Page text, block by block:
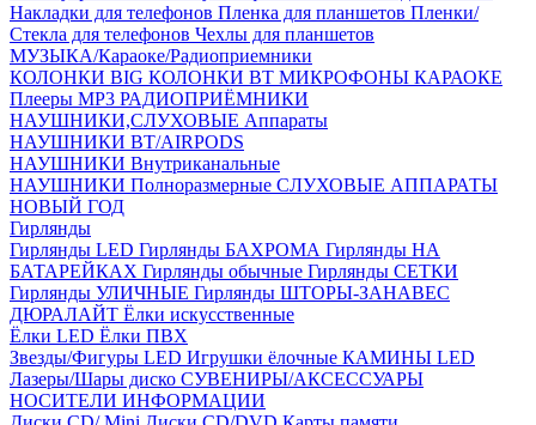
Накладки для телефонов Пленка для планшетов Пленки/
Стекла для телефонов Чехлы для планшетов
МУЗЫКА/Караоке/Радиоприемники
КОЛОНКИ BIG КОЛОНКИ BT МИКРОФОНЫ КАРАОКЕ
Плееры MP3 РАДИОПРИЁМНИКИ
НАУШНИКИ,СЛУХОВЫЕ Аппараты
НАУШНИКИ BT/AIRPODS
НАУШНИКИ Внутриканальные
НАУШНИКИ Полноразмерные СЛУХОВЫЕ АППАРАТЫ
НОВЫЙ ГОД
Гирлянды
Гирлянды LED Гирлянды БАХРОМА Гирлянды НА
БАТАРЕЙКАХ Гирлянды обычные Гирлянды СЕТКИ
Гирлянды УЛИЧНЫЕ Гирлянды ШТОРЫ-ЗАНАВЕС
ДЮРАЛАЙТ Ёлки искусственные
Ёлки LED Ёлки ПВХ
Звезды/Фигуры LED Игрушки ёлочные КАМИНЫ LED
Лазеры/Шары диско СУВЕНИРЫ/АКСЕССУАРЫ
НОСИТЕЛИ ИНФОРМАЦИИ